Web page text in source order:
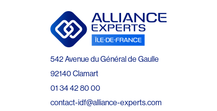
542 Avenue du Général de Gaulle
92140 Clamart
01 34 42 80 00
contact-idf@alliance-experts.com